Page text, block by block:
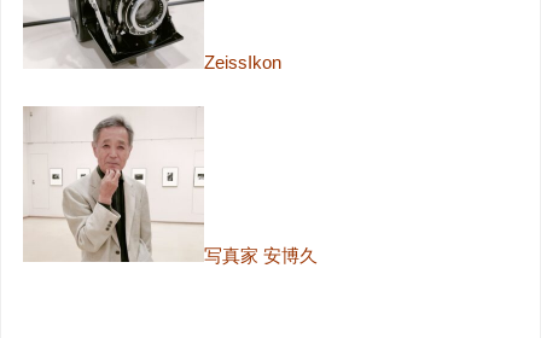
ZeissIkon
写真家 安博久